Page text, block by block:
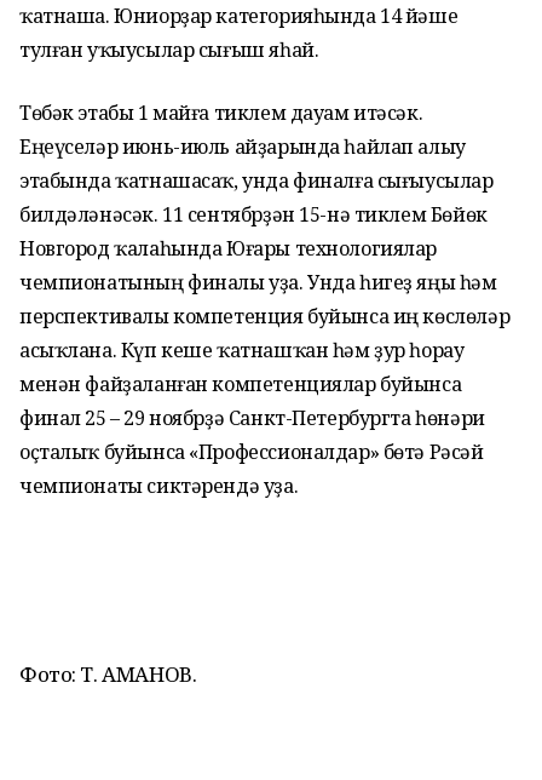
ҡатнаша. Юниорҙар категорияһында 14 йәше
тулған уҡыусылар сығыш яһай.
Төбәк этабы 1 майға тиклем дауам итәсәк.
Еңеүселәр июнь-июль айҙарында һайлап алыу
этабында ҡатнашасаҡ, унда финалға сығыусылар
билдәләнәсәк. 11 сентябрҙән 15-нә тиклем Бөйөк
Новгород ҡалаһында Юғары технологиялар
чемпионатының финалы уҙа. Унда һигеҙ яңы һәм
перспективалы компетенция буйынса иң көслөләр
асыҡлана. Күп кеше ҡатнашҡан һәм ҙур һорау
менән файҙаланған компетенциялар буйынса
финал 25 – 29 ноябрҙә Санкт-Петербургта һөнәри
оҫталыҡ буйынса «Профессионалдар» бөтә Рәсәй
чемпионаты сиктәрендә уҙа.
Фото: Т. АМАНОВ.